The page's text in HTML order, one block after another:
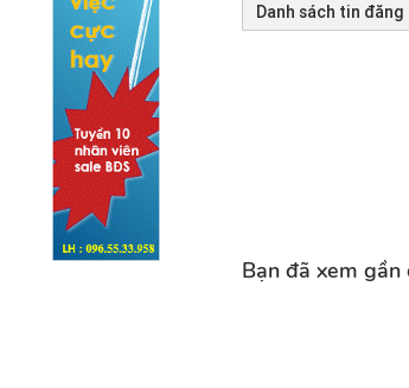
Danh sách tin đăng
Bạn đã xem gần